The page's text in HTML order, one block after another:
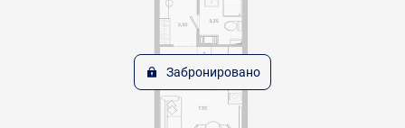
Забронировано